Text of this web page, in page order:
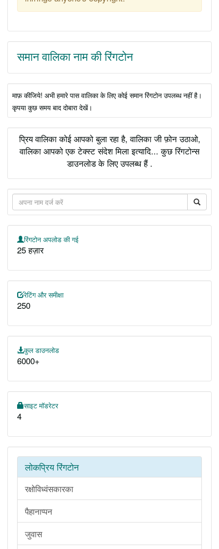
समान वालिका नाम की रिंगटोन
माफ़ कीजिये! अभी हमारे पास वालिका के लिए कोई समान रिंगटोन उपलब्ध नहीं है।
कृपया कुछ समय बाद दोबारा देखें।
प्रिय वालिका कोई आपको बुला रहा है, वालिका जी फ़ोन उठाओ,
वालिका आपको एक टेक्स्ट संदेश मिला इत्यादि... कुछ रिंगटोन्स
डाउनलोड के लिए उपलब्ध हैं .
रिंगटोन अपलोड की गई
25 हज़ार
रेटिंग और समीक्षा
250
कुल डाउनलोड
6000+
साइट मॉडरेटर
4
लोकप्रिय रिंगटोन
रक्षोविध्वंसकारका
पैहानाप्पन
जुवास